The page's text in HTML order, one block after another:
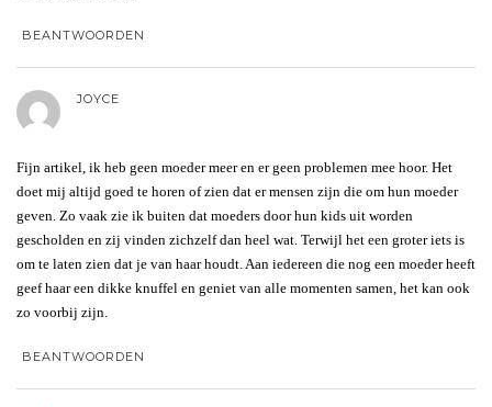
BEANTWOORDEN
JOYCE
Fijn artikel, ik heb geen moeder meer en er geen problemen mee hoor. Het
doet mij altijd goed te horen of zien dat er mensen zijn die om hun moeder
geven. Zo vaak zie ik buiten dat moeders door hun kids uit worden
gescholden en zij vinden zichzelf dan heel wat. Terwijl het een groter iets is
om te laten zien dat je van haar houdt. Aan iedereen die nog een moeder heeft
geef haar een dikke knuffel en geniet van alle momenten samen, het kan ook
zo voorbij zijn.
BEANTWOORDEN